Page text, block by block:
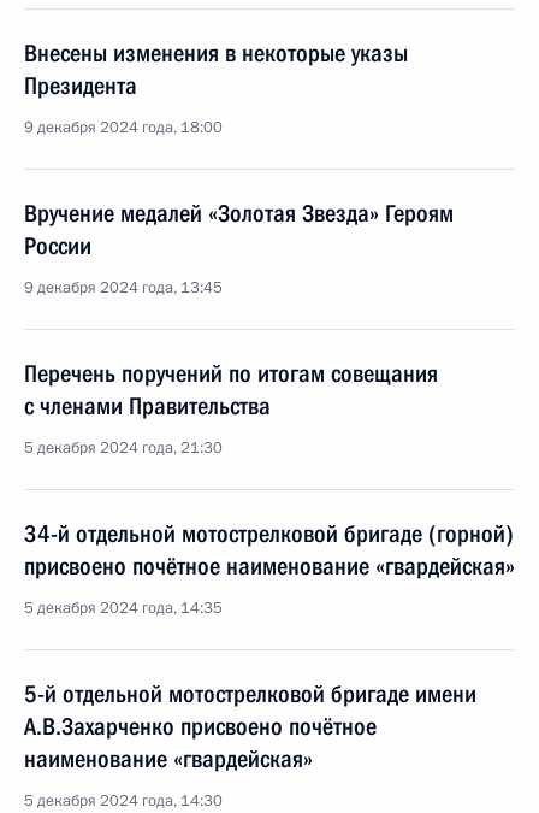
Внесены изменения в некоторые указы
Президента
9 декабря 2024 года, 18:00
Вручение медалей «Золотая Звезда» Героям
России
9 декабря 2024 года, 13:45
Перечень поручений по итогам совещания
с членами Правительства
5 декабря 2024 года, 21:30
34-й отдельной мотострелковой бригаде (горной)
присвоено почётное наименование «гвардейская»
5 декабря 2024 года, 14:35
5-й отдельной мотострелковой бригаде имени
А.В.Захарченко присвоено почётное
наименование «гвардейская»
5 декабря 2024 года, 14:30